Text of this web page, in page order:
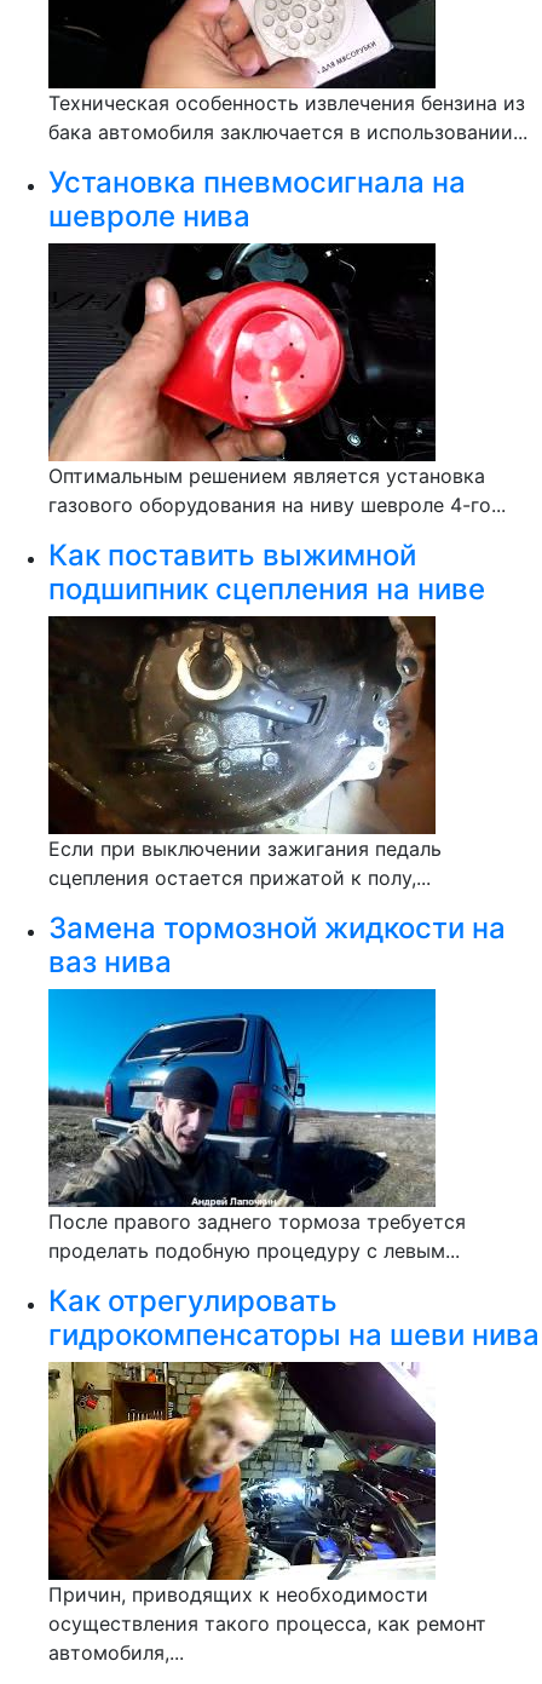
Техническая особенность извлечения бензина из
бака автомобиля заключается в использовании...
Установка пневмосигнала на
шевроле нива
Оптимальным решением является установка
газового оборудования на ниву шевроле 4-го...
Как поставить выжимной
подшипник сцепления на ниве
Если при выключении зажигания педаль
сцепления остается прижатой к полу,...
Замена тормозной жидкости на
ваз нива
После правого заднего тормоза требуется
проделать подобную процедуру с левым...
Как отрегулировать
гидрокомпенсаторы на шеви нива
Причин, приводящих к необходимости
осуществления такого процесса, как ремонт
автомобиля,...